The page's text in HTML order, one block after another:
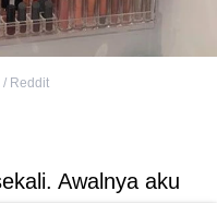
Reddit
Awalnya aku